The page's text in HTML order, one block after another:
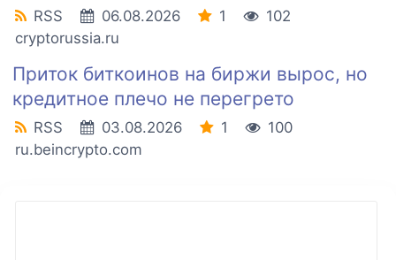
RSS 06.08.2026 1
102
cryptorussia.ru
Приток биткоинов на биржи вырос, но
кредитное плечо не перегрето
RSS 03.08.2026 1
100
ru.beincrypto.com